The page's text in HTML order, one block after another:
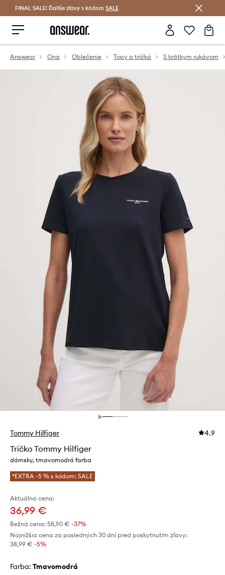
Šetrite s Answear Club >
FINAL SALE! Ďalšie zľavy s kódom SALE
Answear Ona Oblečenie Topy a tričká S krátkym rukávom
Tommy Hilfiger 4.9
Tričko Tommy Hilfiger
dámsky, tmavomodrá farba
*EXTRA -5 % s kódom: SALE
Aktuálna cena:
36,99 €
Bežná cena: 58,90 € -37%
Najnižšia cena za posledných 30 dní pred poskytnutím zľavy:
38,99 € -5%
Farba: tmavomodrá